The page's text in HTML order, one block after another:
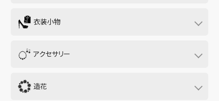
ます。事前試着も可能となっており、他店舗からの取り寄せ
や、セミオーダーなどの対応もしております。
衣装小物
※ ウェディングドレス用：パニエ・シューズ / タキシード用：ワイシ
履
アクセサリー
ます。
※ アイテムにより有料のものがございます
造花